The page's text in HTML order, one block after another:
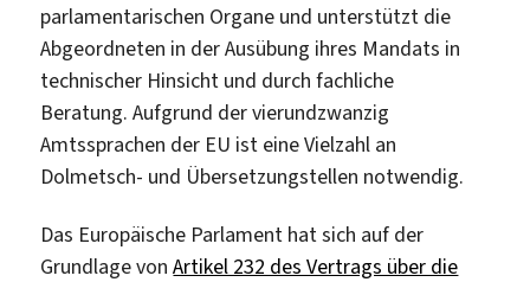
parlamentarischen Organe und unterstützt die
Abgeordneten in der Ausübung ihres Mandats in
technischer Hinsicht und durch fachliche
Beratung. Aufgrund der vierundzwanzig
Amtssprachen der EU ist eine Vielzahl an
Dolmetsch- und Übersetzungstellen notwendig.
Das Europäische Parlament hat sich auf der
Grundlage vonArtikel 232 des Vertrags über die